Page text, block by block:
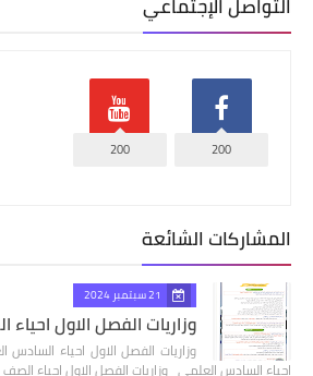
200
200
المشاركات الشائعة
21 سبتمبر 2024
وزاريات الفصل الاول
وزاريات الفصل الاول احياء
احياء السادس العلمي وزاريات الفصل الاول احياء